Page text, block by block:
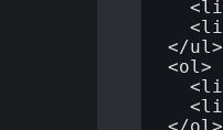
</ul>
<ol>